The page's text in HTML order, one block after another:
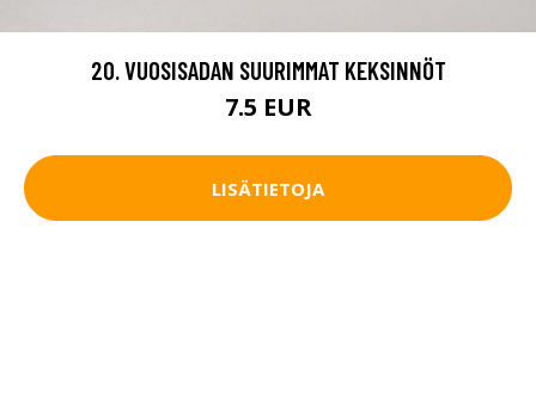
20. VUOSISADAN SUURIMMAT KEKSINNÖT
7.5 EUR
LISÄTIETOJA